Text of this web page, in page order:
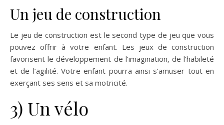
Un jeu de construction
Le jeu de construction est le second type de jeu que vous
pouvez offrir à votre enfant. Les jeux de construction
favorisent le développement de l’imagination, de l’habileté
et de l’agilité. Votre enfant pourra ainsi s’amuser tout en
exerçant ses sens et sa motricité.
3) Un vélo